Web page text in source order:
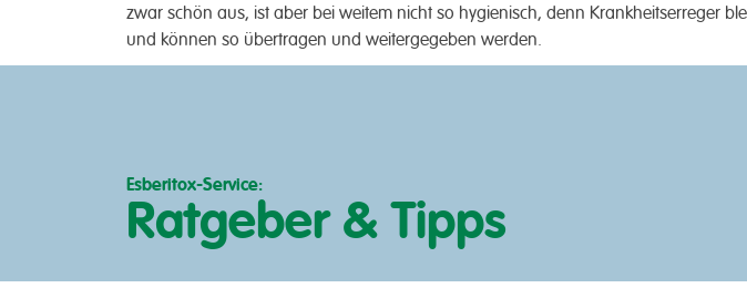
zwar schön aus, ist aber bei weitem nicht so hygienisch, denn Krankheits­­erreger
und können so über­­tragen und weiter­­gegeben werden.
Esberitox-Service:
Ratgeber & Tipps